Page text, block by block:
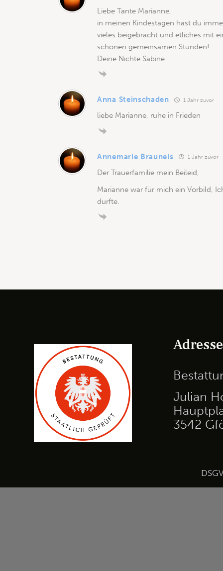
Liebe Tante Marianne,
in meinen Kindestagen hast du
vieles beigebracht und etliches mit
schönen gemeinsamen Stunden!
Deine Nichte Sabine
Anna Steinschaden 1 Jahr zuvor
liebe Marianne, ruhe in Frieden
Annemarie Brauneis 1 Jahr zuvor
Der Trauerfamilie mein Beileid,
Marianne war für mich ein Vorbild,
durfte.
Adresse
Julian
3542